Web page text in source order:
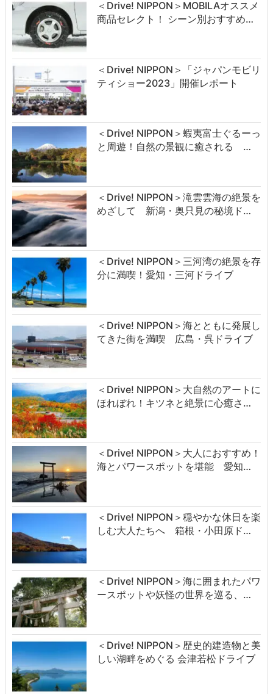
＜Drive! NIPPON＞MOBILAオススメ
商品セレクト！ シーン別おすすめ…
＜Drive! NIPPON＞「ジャパンモビリ
ティショー2023」開催レポート
＜Drive! NIPPON＞蝦夷富士ぐるーっ
と周遊！自然の景観に癒される …
＜Drive! NIPPON＞滝雲雲海の絶景を
めざして 新潟・奥只見の秘境ド…
＜Drive! NIPPON＞三河湾の絶景を存
分に満喫！愛知・三河ドライブ
＜Drive! NIPPON＞海とともに発展し
てきた街を満喫 広島・呉ドライブ
＜Drive! NIPPON＞大自然のアートに
ほれぼれ！キツネと絶景に心癒さ…
＜Drive! NIPPON＞大人におすすめ！
海とパワースポットを堪能 愛知…
＜Drive! NIPPON＞穏やかな休日を楽
しむ大人たちへ 箱根・小田原ド…
＜Drive! NIPPON＞海に囲まれたパワ
ースポットや妖怪の世界を巡る、…
＜Drive! NIPPON＞歴史的建造物と美
しい湖畔をめぐる 会津若松ドライブ